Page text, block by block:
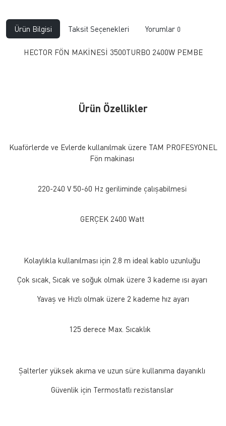
Ürün Bilgisi Taksit Seçenekleri Yorumlar 0
HECTOR FÖN MAKİNESİ 3500TURBO 2400W PEMBE
Ürün Özellikler
Kuaförlerde ve Evlerde kullanılmak üzere TAM PROFESYONEL
Fön makinası
220-240 V 50-60 Hz geriliminde çalışabilmesi
GERÇEK 2400 Watt
Kolaylıkla kullanılması için 2.8 m ideal kablo uzunluğu
Çok sıcak, Sıcak ve soğuk olmak üzere 3 kademe ısı ayarı
Yavaş ve Hızlı olmak üzere 2 kademe hız ayarı
125 derece Max. Sıcaklık
Şalterler yüksek akıma ve uzun süre kullanıma dayanıklı
Güvenlik için Termostatlı rezistanslar